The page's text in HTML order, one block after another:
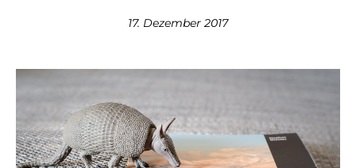
17. Dezember 2017